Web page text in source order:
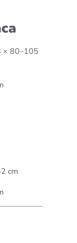
× 80–105
cm